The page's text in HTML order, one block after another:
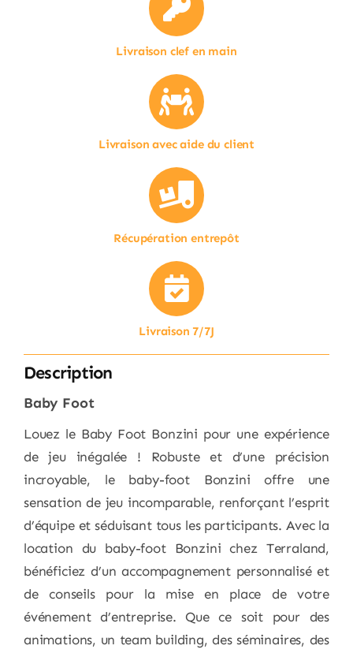
Livraison clef en main
Livraison avec aide du client
Récupération entrepôt
Livraison 7/7J
Description
Baby Foot
Louez le Baby Foot Bonzini pour une expérience
de jeu inégalée ! Robuste et d’une précision
incroyable, le baby-foot Bonzini offre une
sensation de jeu incomparable, renforçant l’esprit
d’équipe et séduisant tous les participants. Avec la
location du baby-foot Bonzini chez Terraland,
bénéficiez d’un accompagnement personnalisé et
de conseils pour la mise en place de votre
événement d’entreprise. Que ce soit pour des
animations, un team building, des séminaires, des